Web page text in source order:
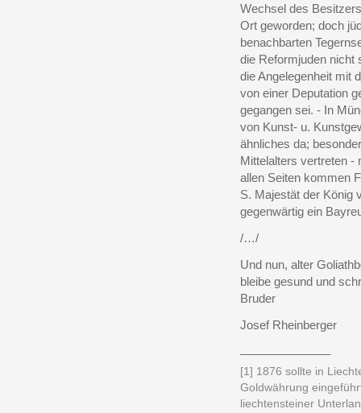
Wechsel des
Ort geworden; doch
benachbarten
die Reformjuden nicht
die Angelegenheit mit
von einer Deputation
gegangen sei. - In
von Kunst- u.
ähnliches da;
Mittelalters vertreten -
allen Seiten kommen
S. Majestät der König
gegenwärtig ein
/…/
Und nun, alter
bleibe gesund und
Bruder
Josef Rheinberger
[1] 1876 sollte in
Goldwährung
liechtensteiner